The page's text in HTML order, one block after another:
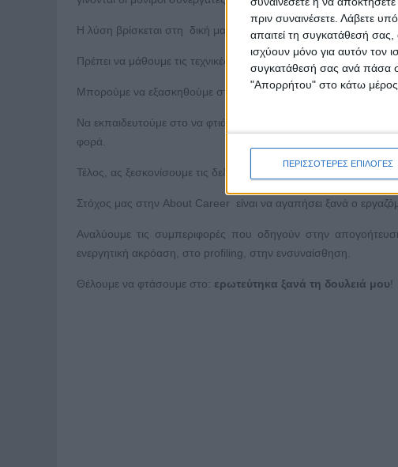
πριν συναινέσετε. Λάβετε
απαιτεί τη συγκατάθεσή σας,
ισχύουν μόνο για αυτόν τον
συγκατάθεσή σας ανά πάσα
"Απορρήτου" στο κάτω μέρος
ΠΕΡΙΣΣΟΤΕΡΕΣ ΕΠΙΛΟΓΕΣ
Η λύση βρίσκεται στη δική μας θωράκιση με τρόπους που θα
Πρέπει να μάθουμε τις τεχνικές διαχείρισης του χρόνου ώστε να
Μπορούμε να εξασκηθούμε στο να βάζουμε όρια και να λέμε το
Να εκπαιδευτούμε στο να φτιάχνουμε το προφίλ των
φορά.
Τέλος, ας ξεσκονίσουμε τις δεξιότητές μας στην ενσυναίσθηση,
Στόχος μας στην About Career είναι να αγαπήσει ξανά ο
Αναλύουμε τις συμπεριφορές που οδηγούν στην
ενεργητική ακρόαση, στο profiling, στην ενσυναίσθηση.
Θέλουμε να φτάσουμε στο: ερωτεύτηκα ξανά τη δουλειά μου!